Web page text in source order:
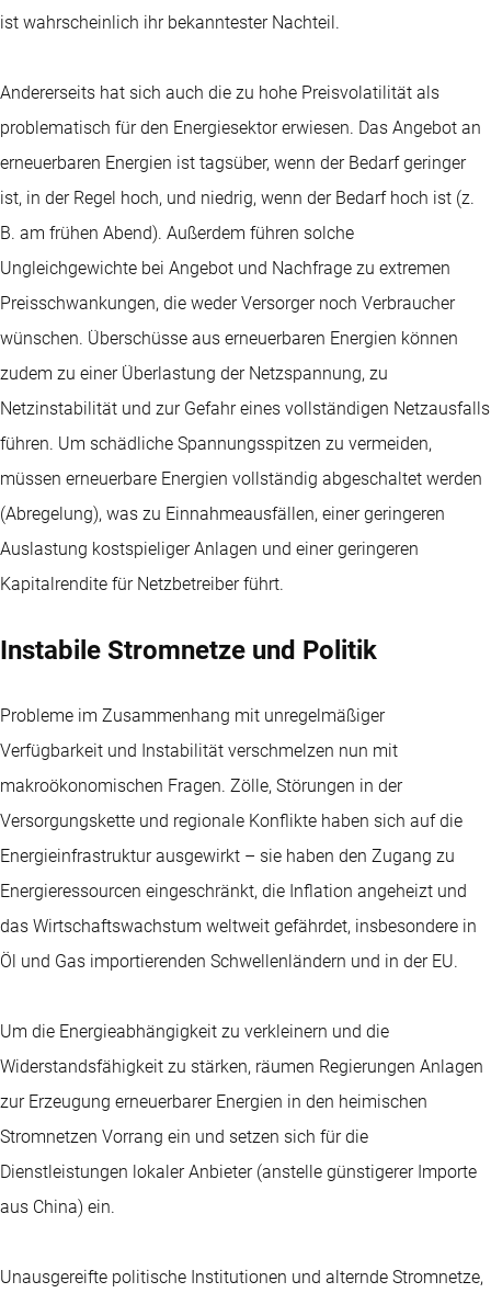
ist wahrscheinlich ihr bekanntester Nachteil.
Andererseits hat sich auch die zu hohe Preisvolatilität als
problematisch für den Energiesektor erwiesen. Das Angebot an
erneuerbaren Energien ist tagsüber, wenn der Bedarf geringer
ist, in der Regel hoch, und niedrig, wenn der Bedarf hoch ist (z.
B. am frühen Abend). Außerdem führen solche
Ungleichgewichte bei Angebot und Nachfrage zu extremen
Preisschwankungen, die weder Versorger noch Verbraucher
wünschen. Überschüsse aus erneuerbaren Energien können
zudem zu einer Überlastung der Netzspannung, zu
Netzinstabilität und zur Gefahr eines vollständigen Netzausfalls
führen. Um schädliche Spannungsspitzen zu vermeiden,
müssen erneuerbare Energien vollständig abgeschaltet werden
(Abregelung), was zu Einnahmeausfällen, einer geringeren
Auslastung kostspieliger Anlagen und einer geringeren
Kapitalrendite für Netzbetreiber führt.
Instabile Stromnetze und Politik
Probleme im Zusammenhang mit unregelmäßiger
Verfügbarkeit und Instabilität verschmelzen nun mit
makroökonomischen Fragen. Zölle, Störungen in der
Versorgungskette und regionale Konflikte haben sich auf die
Energieinfrastruktur ausgewirkt – sie haben den Zugang zu
Energieressourcen eingeschränkt, die Inflation angeheizt und
das Wirtschaftswachstum weltweit gefährdet, insbesondere in
Öl und Gas importierenden Schwellenländern und in der EU.
Um die Energieabhängigkeit zu verkleinern und die
Widerstandsfähigkeit zu stärken, räumen Regierungen Anlagen
zur Erzeugung erneuerbarer Energien in den heimischen
Stromnetzen Vorrang ein und setzen sich für die
Dienstleistungen lokaler Anbieter (anstelle günstigerer Importe
aus China) ein.
Unausgereifte politische Institutionen und alternde Stromnetze,